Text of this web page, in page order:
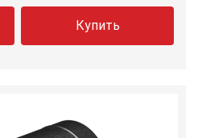
Купить